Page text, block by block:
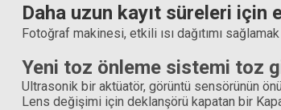
Daha uzun kayıt süreleri için
Fotoğraf makinesi, etkili ısı dağıtımı
Yeni toz önleme sistemi toz
Ultrasonik bir aktüatör, görüntü sensörünün
Lens değişimi için deklanşörü kapatan bir